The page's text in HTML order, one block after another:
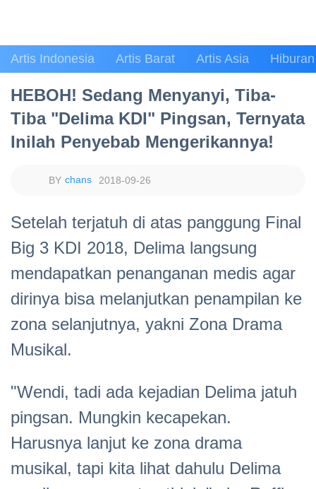
Artis Indonesia Artis Barat Artis Asia Hiburan
HEBOH! Sedang Menyanyi, Tiba-
Tiba "Delima KDI" Pingsan, Ternyata
Inilah Penyebab Mengerikannya!
chans 2018-09-26
Setelah terjatuh di atas panggung Final
Big 3 KDI 2018, Delima langsung
mendapatkan penanganan medis agar
dirinya bisa melanjutkan penampilan ke
zona selanjutnya, yakni Zona Drama
Musikal.
"Wendi, tadi ada kejadian Delima jatuh
pingsan. Mungkin kecapekan.
Harusnya lanjut ke zona drama
musikal, tapi kita lihat dahulu Delima